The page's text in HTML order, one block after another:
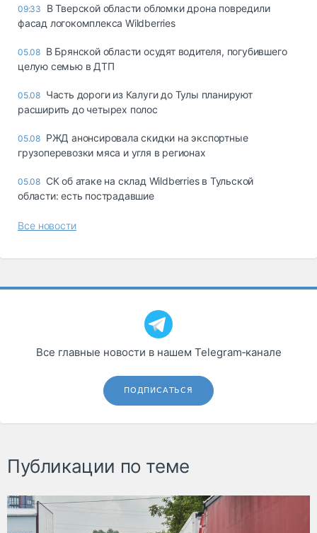
09:33
В Тверской области обломки дрона повредили
фасад логокомплекса Wildberries
05.08 В Брянской области осудят водителя, погубившего
целую семью в ДТП
05.08 Часть дороги из Калуги до Тулы планируют
расширить до четырех полос
05.08 РЖД анонсировала скидки на экспортные
грузоперевозки мяса и угля в регионах
05.08 СК об атаке на склад Wildberries в Тульской
области: есть пострадавшие
Все новости
Все главные новости в нашем Telegram‑канале
ПОДПИСАТЬСЯ
Публикации по теме